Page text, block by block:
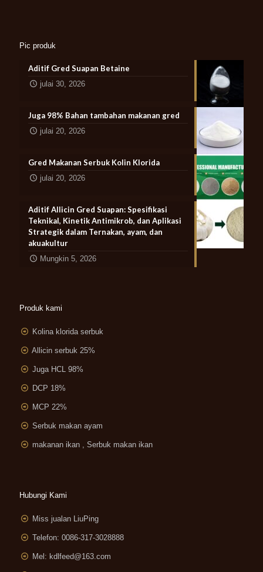
Pic produk
Aditif Gred Suapan Betaine
julai 30, 2026
Juga 98% Bahan tambahan makanan gred
julai 20, 2026
Gred Makanan Serbuk Kolin Klorida
julai 20, 2026
Aditif Allicin Gred Suapan: Spesifikasi
Teknikal, Kinetik Antimikrob, dan Aplikasi
Strategik dalam Ternakan, ayam, dan
akuakultur
Mungkin 5, 2026
Produk kami
Kolina klorida serbuk
Allicin serbuk 25%
Juga HCL 98%
DCP 18%
MCP 22%
Serbuk makan ayam
makanan ikan , Serbuk makan ikan
Hubungi Kami
Miss jualan LiuPing
Telefon: 0086-317-3028888
Mel: kdlfeed@163.com